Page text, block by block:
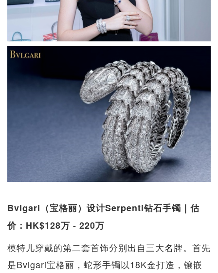
Bvlgari（宝格丽）设计Serpenti钻石手镯｜估
价：HK$128万 - 220万
模特儿穿戴的第二套首饰分别出自三大名牌。首先
是Bvlgari宝格丽，蛇形手镯以18K金打造，镶嵌